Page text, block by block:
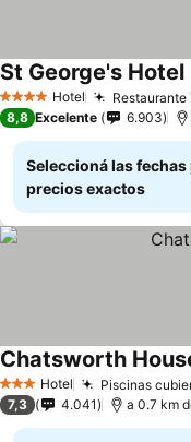
4 EstrellasHotel
St George's Hotel
8,8 Excelente 6.903
Seleccioná las
precios exactos
3 Estrellas
Hotel Piscinas
Chatsworth
7,3 4.041 a 0.7 km